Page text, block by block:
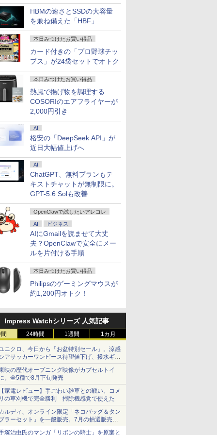
HBMの速さとSSDの大容量
を兼ね備えた「HBF」
本日みつけたお買い得品
カード付きの「プロ野球チッ
プス」が24袋セットでオトク
本日みつけたお買い得品
熱風で揚げ物を調理する
COSORIのエアフライヤーが
2,000円引き
AI
格安の「DeepSeek API」が
近日大幅値上げへ
AI
ChatGPT、無料プランもテ
キストチャットが無制限に。
GPT-5.6 Solも改善
OpenClawで試したいアレコレ
AI ビジネス
AIにGmailを読ませて大丈
夫？OpenClawで安全にメー
ルを片付ける手順
本日みつけたお買い得品
Philipsのゲーミングマウスが
約1,200円オトク！
Impress Watchシリーズ 人気記事
24時間 1週間 1カ月
ニクロ、今日から「お盆特別セール」。涼感
アサッカーワンピース待望値下げ、撥水ギア
ョーツは1990円に
映の歴代オープニング映像がカプセルトイ
。全5種で8月下旬発売
家電レビュー】手ごわい雑草との戦い、コメ
の草刈機で完全勝利 掃除機感覚で使えた
ルディ、オンライン限定「ネコバッグ＆タン
ラーセット」を一般販売。7月の抽選販売の
選無効分
塚治虫氏のマンガ「リボンの騎士」を原案と